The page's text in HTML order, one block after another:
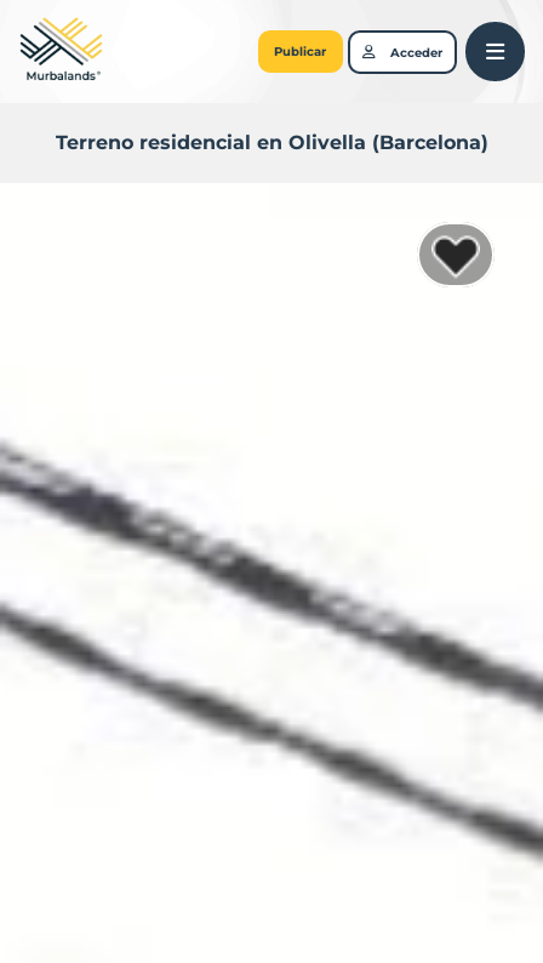
Publicar Acceder
Terreno residencial en Olivella (Barcelona)